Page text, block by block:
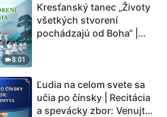
8:01
Kresťanský tanec „Životy
všetkých stvorení
pochádzajú od Boha“ |
Ľudia na celom svete sa
učia po čínsky | Recitácia
a spevácky zbor: Venujte